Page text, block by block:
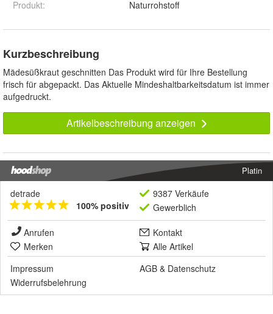
Produkt: Naturrohstoff
Kurzbeschreibung
Mädesüßkraut geschnitten Das Produkt wird für Ihre Bestellung
frisch für abgepackt. Das Aktuelle Mindeshaltbarkeitsdatum ist immer
aufgedruckt.
Artikelbeschreibung anzeigen
Platin
detrade
100% positiv
9387 Verkäufe
Gewerblich
Anrufen
Kontakt
Merken
Alle Artikel
Impressum
AGB & Datenschutz
Widerrufsbelehrung